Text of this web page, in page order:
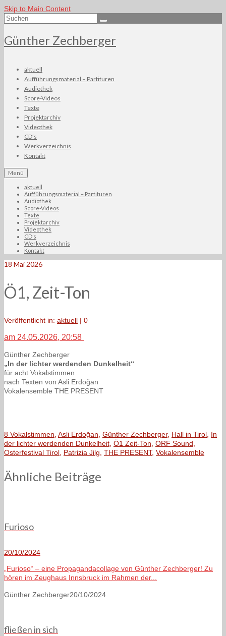
Skip to Main Content
Suchen
nach:
Günther Zechberger
aktuell
Aufführungsmaterial – Partituren
Audiothek
Score-Videos
Texte
Projektarchiv
Videothek
CD’s
Werkverzeichnis
Kontakt
Menü
aktuell
Aufführungsmaterial – Partituren
Audiothek
Score-Videos
Texte
Projektarchiv
Videothek
CD’s
Werkverzeichnis
Kontakt
18 Mai 2026
Ö1, Zeit-Ton
Veröffentlicht in: aktuell | 0
am 24.05.2026, 20:58
Günther Zechberger
„In der lichter werdenden Dunkelheit“
für acht Vokalstimmen
nach Texten von Asli Erdoğan
Vokalensemble THE PRESENT
8 Vokalstimmen Asli Erdoğan Günther Zechberger, Hall in Tirol In
der lichter werdenden Dunkelheit Ö1 Zeit-Ton ORF Sound
Osterfestival Tirol Patrizia Jilg THE PRESENT, Vokalensemble
Ähnliche Beiträge
Furioso
20/10/2024
„Furioso“ – eine Propagandacollage von Günther Zechberger! Zu
hören im Zeughaus Innsbruck im Rahmen der...
Günther Zechberger20/10/2024
fließen in sich